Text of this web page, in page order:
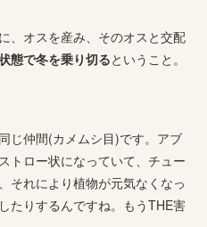
、オスを産み、そのオスと交配
態で冬を乗り切るということ。
じ仲間(カメムシ目)です。アブ
トロー状になっていて、チュー
それにより植物が元気なくなっ
たりするんですね。もうTHE害